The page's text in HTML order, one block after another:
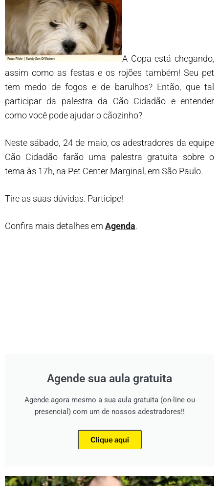
A Copa está chegando,
assim como as festas e os rojões também! Seu pet
tem medo de fogos e de barulhos? Então, que tal
participar da palestra da Cão Cidadão e entender
como você pode ajudar o cãozinho?
Neste sábado, 24 de maio, os adestradores da equipe
Cão Cidadão farão uma palestra gratuita sobre o
tema às 17h, na Pet Center Marginal, em São Paulo.
Tire as suas dúvidas. Participe!
Confira mais detalhes em Agenda.
Agende sua aula gratuita
Agende agora mesmo a sua aula gratuita (on-line ou
presencial) com um de nossos adestradores!!
Clique aqui